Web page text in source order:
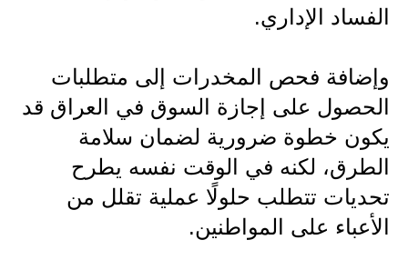
الفساد الإداري.
وإضافة فحص المخدرات إلى متطلبات
الحصول على إجازة السوق في العراق قد
يكون خطوة ضرورية لضمان سلامة
الطرق، لكنه في الوقت نفسه يطرح
تحديات تتطلب حلولًا عملية تقلل من
الأعباء على المواطنين.